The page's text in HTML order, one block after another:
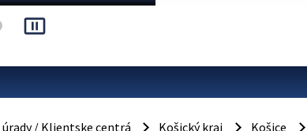
pause_presentation
úrady / Klientske centrá Košický kraj Košice